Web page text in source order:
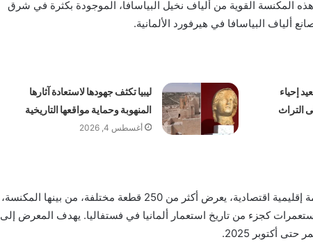
هذه المكنسة القوية من ألياف نخيل البياسافا، الموجودة بكثرة في شرق
ألياف البياسافا في هيرفورد الألمانية.
إحياء
التراث
ليبيا تكثف جهودها لاستعادة آثارها
المنهوبة وحماية مواقعها التاريخية
أغسطس 4, 2026
المعرض “هذا استعماري”، الذي ينظمه منظمة إقليمية اقتصادية، يعرض أكثر من 250 قطعة مختلفة، من بينها المكنسة،
كجزء من تاريخ استعمار ألمانيا في فستفاليا. يهدف المعرض إلى
أكتوبر 2025.